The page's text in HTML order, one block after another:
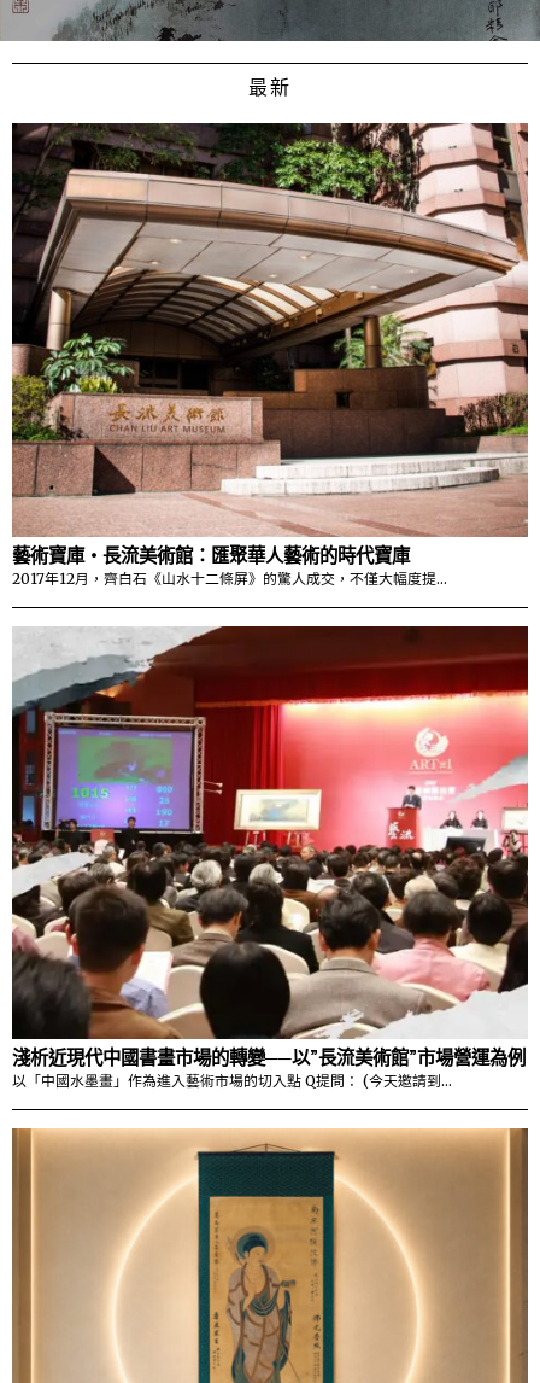
最新
藝術寶庫・長流美術館：匯聚華人藝術的時代寶庫
2017年12月，齊白石《山水十二條屏》的驚人成交，不僅大幅度提…
淺析近現代中國書畫市場的轉變──以”長流美術館”市場營運為例
以「中國水墨畫」作為進入藝術市場的切入點 Q提問： (今天邀請到…